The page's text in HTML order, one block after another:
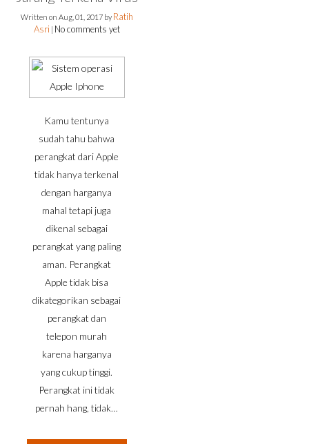
Written on Aug, 01, 2017 by Ratih
Asri | No comments yet
Kamu tentunya
sudah tahu bahwa
perangkat dari Apple
tidak hanya terkenal
dengan harganya
mahal tetapi juga
dikenal sebagai
perangkat yang paling
aman. Perangkat
Apple tidak bisa
dikategorikan sebagai
perangkat dan
telepon murah
karena harganya
yang cukup tinggi.
Perangkat ini tidak
pernah hang, tidak…